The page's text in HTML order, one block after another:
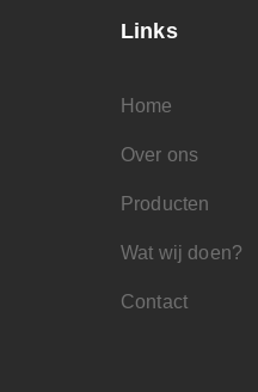
Links
Home
Over ons
Producten
Wat wij doen?
Contact